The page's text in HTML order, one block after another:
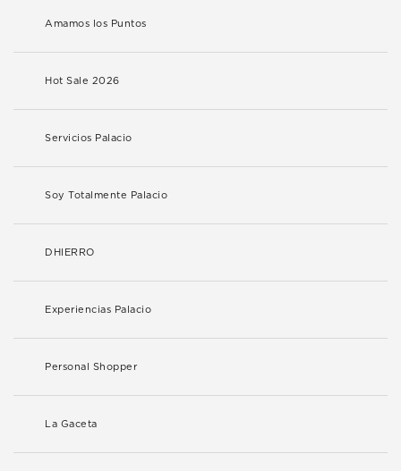
Amamos los Puntos
Hot Sale 2026
Servicios Palacio
Soy Totalmente Palacio
DHIERRO
Experiencias Palacio
Personal Shopper
La Gaceta